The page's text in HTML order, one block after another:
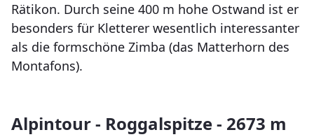
Rätikon. Durch seine 400 m hohe Ostwand ist er
besonders für Kletterer wesentlich interessanter
als die formschöne Zimba (das Matterhorn des
Montafons).
Alpintour - Roggalspitze - 2673 m